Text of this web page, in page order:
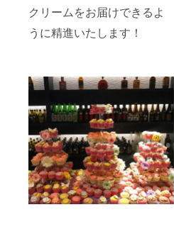
クリームをお届けできるよ
うに精進いたします！